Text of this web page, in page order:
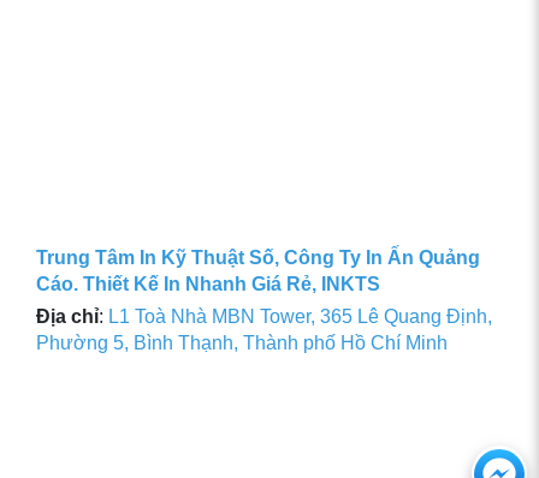
Trung Tâm In Kỹ Thuật Số, Công Ty In Ấn Quảng
Cáo. Thiết Kế In Nhanh Giá Rẻ, INKTS
Địa chỉ: L1 Toà Nhà MBN Tower, 365 Lê Quang Định,
Phường 5, Bình Thạnh, Thành phố Hồ Chí Minh